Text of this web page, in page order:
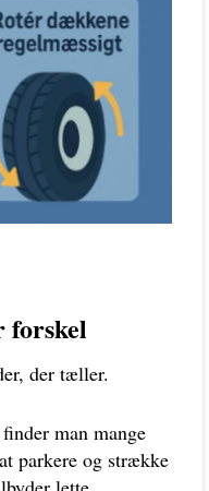
forskel
der tæller.
man mange
parkere og strække